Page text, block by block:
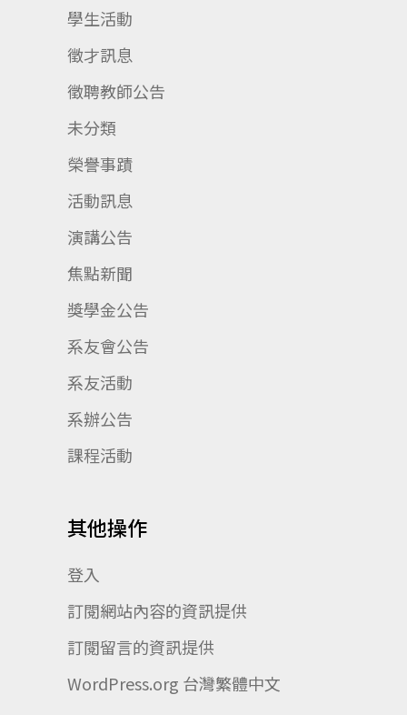
學生活動
徵才訊息
徵聘教師公告
未分類
榮譽事蹟
活動訊息
演講公告
焦點新聞
獎學金公告
系友會公告
系友活動
系辦公告
課程活動
其他操作
登入
訂閱網站內容的資訊提供
訂閱留言的資訊提供
WordPress.org 台灣繁體中文